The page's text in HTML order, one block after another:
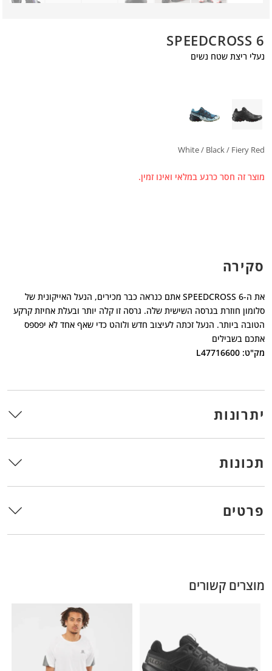
SPEEDCROSS 6
נעלי ריצת שטח נשים
White / Black / Fiery Red
מוצר זה חסר כרגע במלאי ואינו זמין.
סקירה
את ה-SPEEDCROSS 6 אתם כנראה כבר מכירים, הנעל האייקונית של
סלומון חוזרת בגרסה השישית שלה. גרסה זו קלה יותר ובעלת אחיזת קרקע
הטובה ביותר. הנעל זכתה לעיצוב חדש ולוהט כדי שאף אחד לא יפספס
אתכם בשבילים
מק"ט: L47716600
יתרונות
תכונות
פרטים
מוצרים קשורים